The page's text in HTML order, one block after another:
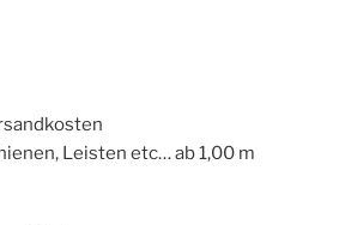
Leisten etc… ab 1,00 m